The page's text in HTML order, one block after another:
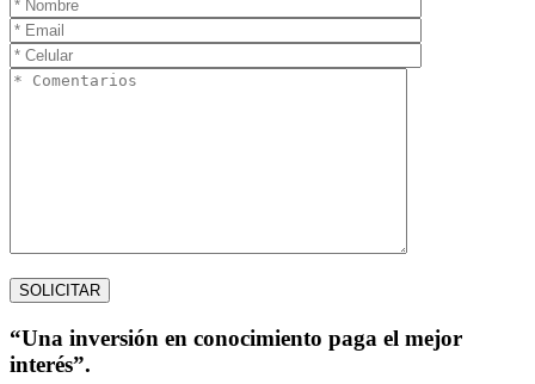
“Una inversión en conocimiento paga el mejor
interés”.